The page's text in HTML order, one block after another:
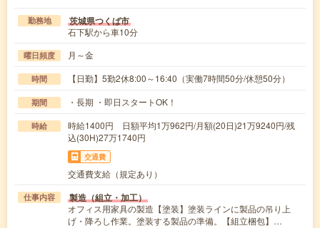
勤務地 茨城県つくば市
石下駅から車10分
曜日頻度 月～金
時間 【日勤】5勤2休8:00～16:40（実働7時間50分/休憩50分）
期間 ・長期 ・即日スタートOK！
時給
時給1400円 日額平均1万962円/月額(20日)21万9240円/残
込(30H)27万1740円
交通費
交通費支給（規定あり）
仕事内容 製造（組立・加工）
オフィス用家具の製造【塗装】塗装ラインに製品の吊り上
げ・降ろし作業。塗装する製品の準備。【組立梱包】…